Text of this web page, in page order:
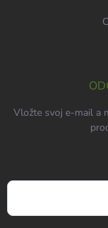
Vložte svoj e-mail a